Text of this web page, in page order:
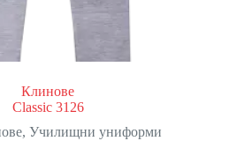
Клинове
Classic 3126
,Училищни униформи